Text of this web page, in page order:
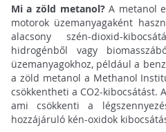
Mi a zöld metanol?A metanol
motorok üzemanyagaként
alacsony szén-dioxid-
hidrogénből vagy
üzemanyagokhoz, például a
a zöld metanol a Methanol
csökkentheti a CO2-kibocsátást.
ami csökkenti a
hozzájáruló kén-oxidok